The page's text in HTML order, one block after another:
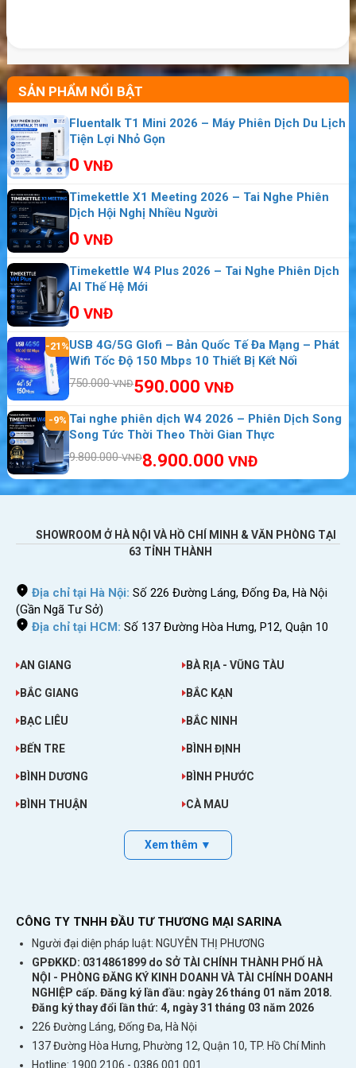
Người cần một đường truyền dữ liệu dự phòng.
Người đang sở hữu SIM data và muốn sử dụng trực tiếp trên
máy tính.
Người sử dụng hệ điều hành và phần mềm quản lý tương thích
với thiết bị.
Do CE1588 là sản phẩm sử dụng công nghệ 3G đời cũ, thiết bị phù
hợp hơn với các nhu cầu truy cập nhẹ. Người cần xem video độ
phân giải cao, tải dữ liệu lớn, họp trực tuyến thường xuyên hoặc sử
dụng lâu dài nên chuyển sang USB 4G.
Ứng dụng thực tế của USB 3G Viettel
CE1588
USB 3G CE1588 có kích thước nhỏ, dễ đặt trong túi laptop hoặc
balô. Người dùng có thể mang theo thiết bị và sử dụng tại khách
sạn, công trường, cửa hàng hoặc địa điểm chưa có WiFi.
Truy cập Internet tại khu vực chưa có mạng cố định
Tại những nơi chưa lắp đặt cáp quang, thiết bị có thể cung cấp kết
nối tạm thời cho máy tính thông qua SIM data và vùng phủ sóng
Làm đường truyền Internet dự phòng
Khi mạng WiFi hoặc cáp quang gặp sự cố, người dùng có thể lắp
SIM vào USB Dcom để kiểm tra email, gửi tài liệu hoặc xử lý các
Phần mềm quản lý đi kèm một số phiên bản CE1588 có thể hỗ trợ
đọc, soạn và quản lý tin nhắn SMS từ SIM. Khả năng hoạt động
thực tế phụ thuộc vào firmware, phần mềm và nhà mạng đang sử
dụng.
Ưu điểm nổi bật của USB 3G Viettel CE1588
Thiết kế nhỏ gọn, dễ mang theo
CE1588 có kiểu dáng tương tự một USB lưu trữ thông thường.
SẢN PHẨM NỔI BẬT
Fluentalk T1 Mini 2026 – Máy Phiên Dịch Du Lịch
Tiện Lợi Nhỏ Gọn
0 VNĐ
Timekettle X1 Meeting 2026 – Tai Nghe Phiên
Dịch Hội Nghị Nhiều Người
0 VNĐ
Timekettle W4 Plus 2026 – Tai Nghe Phiên Dịch
AI Thế Hệ Mới
0 VNĐ
-21%USB 4G/5G Glofi – Bản Quốc Tế Đa Mạng – Phát
Wifi Tốc Độ 150 Mbps 10 Thiết Bị Kết Nối
750.000VNĐ590.000 VNĐ
-9% Tai nghe phiên dịch W4 2026 – Phiên Dịch Song
Song Tức Thời Theo Thời Gian Thực
9.800.000VNĐ8.900.000 VNĐ
SHOWROOM Ở HÀ NỘI VÀ HỒ CHÍ MINH & VĂN PHÒNG TẠI
63 TỈNH THÀNH
Địa chỉ tại Hà Nội: Số 226 Đường Láng, Đống Đa, Hà Nội
(Gần Ngã Tư Sở)
Địa chỉ tại HCM: Số 137 Đường Hòa Hưng, P12, Quận 10
AN GIANG BÀ RỊA - VŨNG TÀU
BẮC GIANG BẮC KẠN
BẠC LIÊU BẮC NINH
BẾN TRE BÌNH ĐỊNH
BÌNH DƯƠNG BÌNH PHƯỚC
BÌNH THUẬN CÀ MAU
Xem thêm ▼
CÔNG TY TNHH ĐẦU TƯ THƯƠNG MẠI SARINA
Người đại diện pháp luật: NGUYỄN THỊ PHƯƠNG
GPĐKKD: 0314861899 do SỞ TÀI CHÍNH THÀNH PHỐ HÀ
NỘI - PHÒNG ĐĂNG KÝ KINH DOANH VÀ TÀI CHÍNH DOANH
NGHIỆP cấp. Đăng ký lần đầu: ngày 26 tháng 01 năm 2018.
Đăng ký thay đổi lần thứ: 4, ngày 31 tháng 03 năm 2026
226 Đường Láng, Đống Đa, Hà Nội
137 Đường Hòa Hưng, Phường 12, Quận 10, TP. Hồ Chí Minh
Hotline: 1900 2106 - 0386 001 001